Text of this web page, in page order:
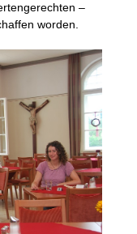
–
worden.